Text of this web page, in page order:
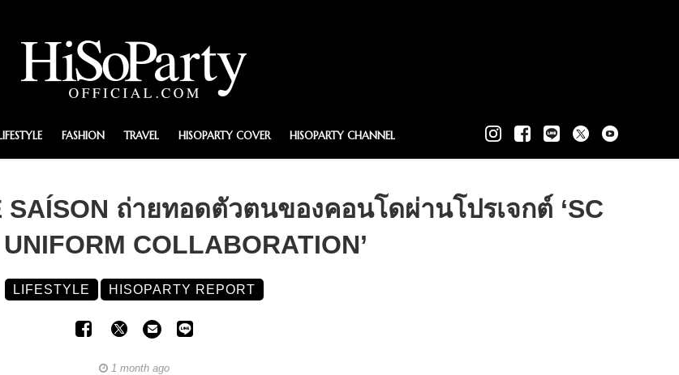
FASHION TRAVEL HISOPARTY COVER HISOPARTY CHANNEL
ถ่ายทอดตัวตนของคอนโดผ่านโปรเจกต์ ‘SC
COLLABORATION’
LIFESTYLE HISOPARTY REPORT
1 month ago